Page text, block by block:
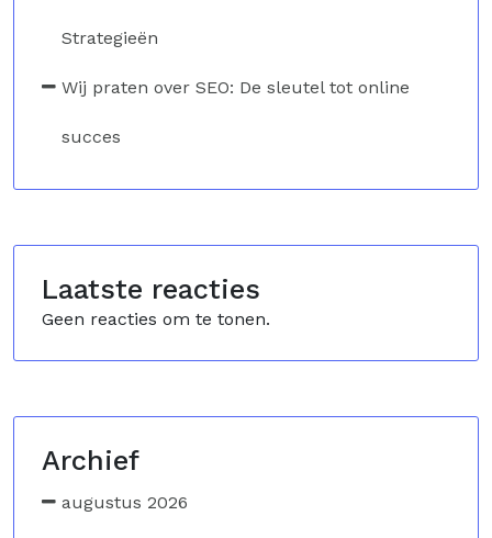
Strategieën
Wij praten over SEO: De sleutel tot online
succes
Laatste reacties
Geen reacties om te tonen.
Archief
augustus 2026